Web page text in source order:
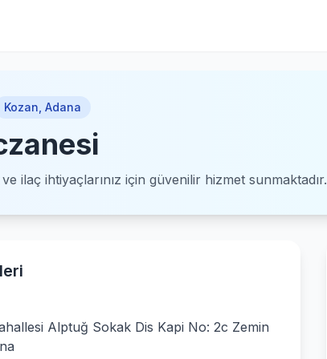
Kozan Adana
ilaç ihtiyaçlarınız için güvenilir hizmet sunmaktadır.
Alptuğ Sokak Dis Kapi No: 2c Zemin